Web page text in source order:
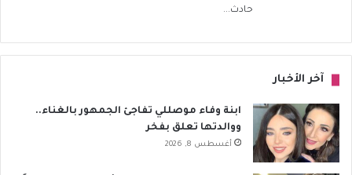
حادث...
آخر الأخبار
ابنة وفاء موصللي تفاجئ الجمهور بالغناء..
ووالدتها تعلق بفخر
أغسطس 8, 2026